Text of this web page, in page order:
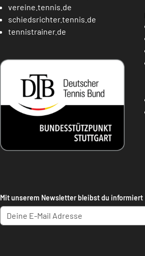
vereine.tennis.de
schiedsrichter.tennis.de
tennistrainer.de
Mit unserem Newsletter bleibst du informiert